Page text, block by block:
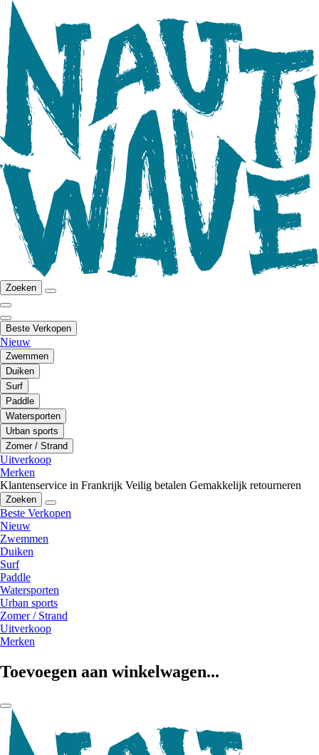
Zoeken
Beste Verkopen
Nieuw
Zwemmen
Duiken
Surf
Paddle
Watersporten
Urban sports
Zomer / Strand
Uitverkoop
Merken
Klantenservice in Frankrijk Veilig betalen Gemakkelijk retourneren
Zoeken
Beste Verkopen
Nieuw
Zwemmen
Duiken
Surf
Paddle
Watersporten
Urban sports
Zomer / Strand
Uitverkoop
Merken
Toevoegen aan winkelwagen...